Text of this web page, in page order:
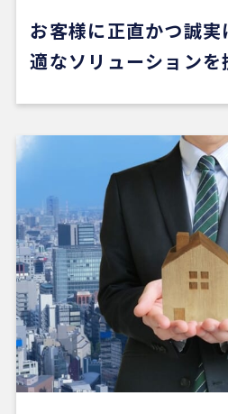
担当者に出会えないと希望の
くいと思います。
安い買い物ではないので、ま
担当の山崎一さん対応がスム
がありました。こちらが気
回正確に答えていただけただ
づいていなかった点まで補足
終始安心してお任せできまし
5 か月前
新しい自宅の購入でお世話に
料が無料だったのが素晴らし
石さん）の知識も豊富で、返
お客様に正直かつ誠
適なソリューションを